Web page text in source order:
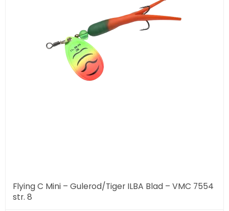
Flying C Mini – Gulerod/Tiger ILBA Blad – VMC 7554
str. 8